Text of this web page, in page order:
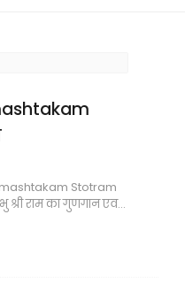
Stotram
श्री राम का गुणगान एव...